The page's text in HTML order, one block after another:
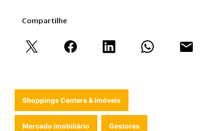
Compartilhe
Shoppings Centers & Imóveis
Mercado imobiliário Gestores